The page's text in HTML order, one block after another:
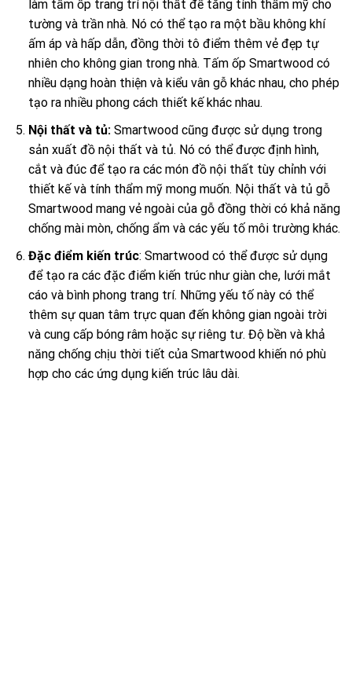
làm tấm ốp trang trí nội thất để tăng tính thẩm mỹ cho
tường và trần nhà. Nó có thể tạo ra một bầu không khí
ấm áp và hấp dẫn, đồng thời tô điểm thêm vẻ đẹp tự
nhiên cho không gian trong nhà. Tấm ốp Smartwood có
nhiều dạng hoàn thiện và kiểu vân gỗ khác nhau, cho phép
tạo ra nhiều phong cách thiết kế khác nhau.
Nội thất và tủ:Smartwood cũng được sử dụng trong
sản xuất đồ nội thất và tủ. Nó có thể được định hình,
cắt và đúc để tạo ra các món đồ nội thất tùy chỉnh với
thiết kế và tính thẩm mỹ mong muốn. Nội thất và tủ gỗ
Smartwood mang vẻ ngoài của gỗ đồng thời có khả năng
chống mài mòn, chống ẩm và các yếu tố môi trường khác.
Đặc điểm kiến trúc: Smartwood có thể được sử dụng
để tạo ra các đặc điểm kiến trúc như giàn che, lưới mắt
cáo và bình phong trang trí. Những yếu tố này có thể
thêm sự quan tâm trực quan đến không gian ngoài trời
và cung cấp bóng râm hoặc sự riêng tư. Độ bền và khả
năng chống chịu thời tiết của Smartwood khiến nó phù
hợp cho các ứng dụng kiến trúc lâu dài.